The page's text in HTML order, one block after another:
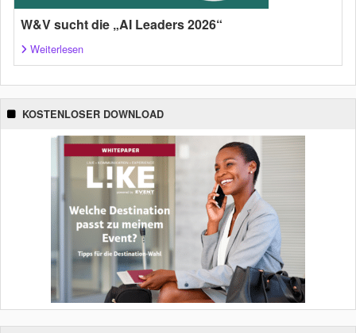
W&V sucht die „AI Leaders 2026“
Weiterlesen
KOSTENLOSER DOWNLOAD